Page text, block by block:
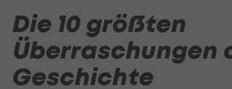
Die 10 größten
Überraschungen
Geschichte